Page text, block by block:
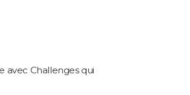
avec Challenges qui